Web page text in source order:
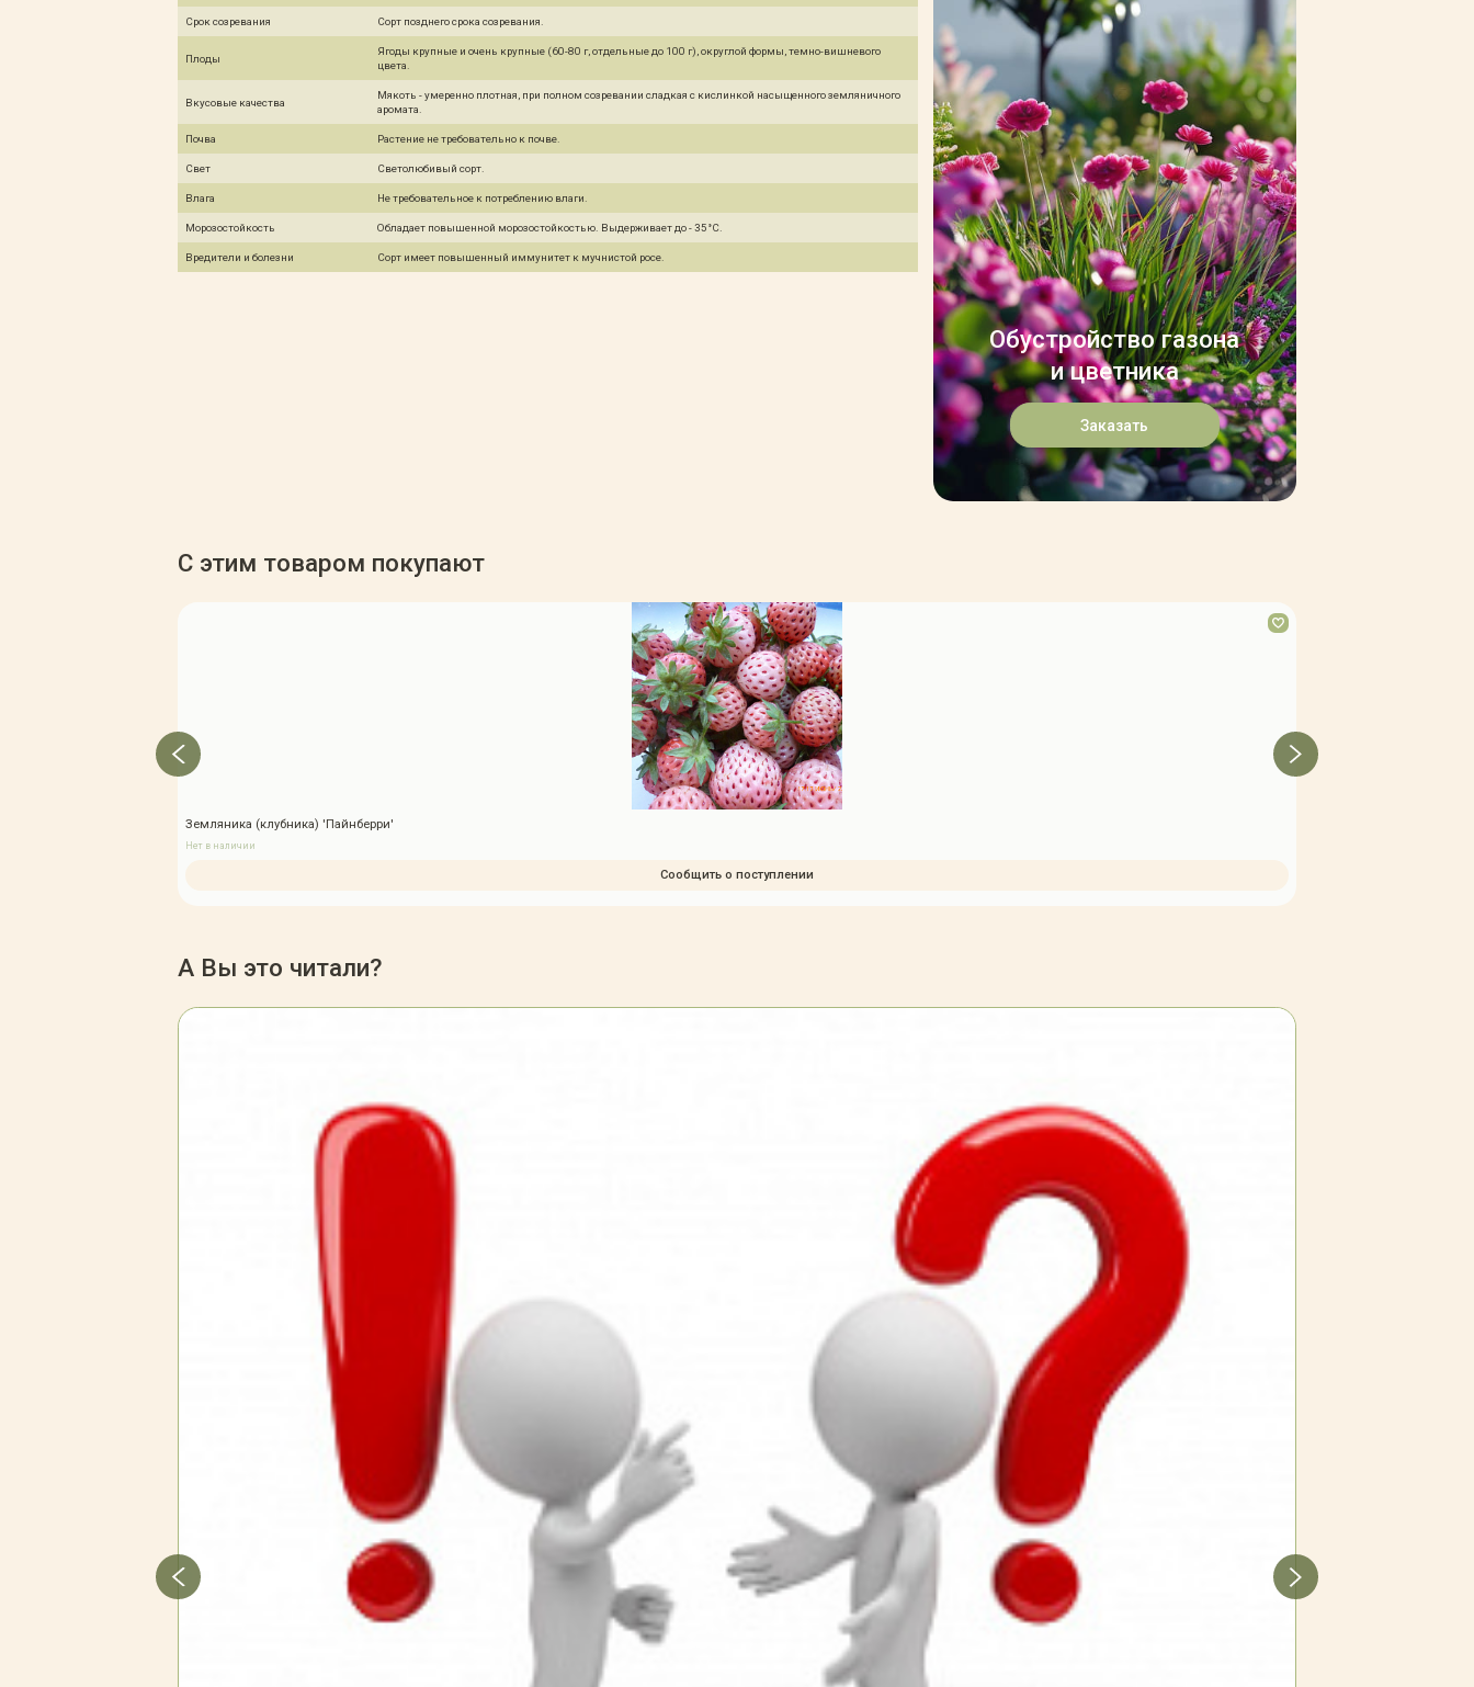
Срок созревания Сорт позднего срока созревания.
Плоды
Ягоды крупные и очень крупные (60-80 г, отдельные до 100 г), округлой формы, темно-вишневого
цвета.
Вкусовые качества
Мякоть - умеренно плотная, при полном созревании сладкая с кислинкой насыщенного земляничного
аромата.
Почва Растение не требовательно к почве.
Свет Светолюбивый сорт.
Влага Не требовательное к потреблению влаги.
Морозостойкость Обладает повышенной морозостойкостью. Выдерживает до - 35°C.
Вредители и болезни Сорт имеет повышенный иммунитет к мучнистой росе.
Обустройство газона
и цветника
Заказать
С этим товаром покупают
Земляника (клубника) 'Пайнберри'
Нет в наличии
Сообщить о поступлении
А Вы это читали?